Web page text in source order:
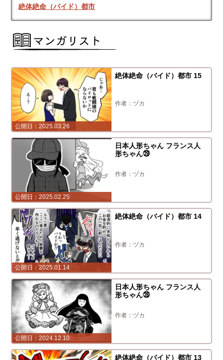
絶体絶命（バイド）都市
2025.03.26
絶体絶命（バイド）都市 15
ヅカ
2025.02.25
日本人形ちゃん フランス人
形ちゃん㉙
ヅカ
2025.01.14
絶体絶命（バイド）都市 14
ヅカ
2024.12.10
日本人形ちゃん フランス人
形ちゃん㉘
ヅカ
絶体絶命（バイド）都市 13